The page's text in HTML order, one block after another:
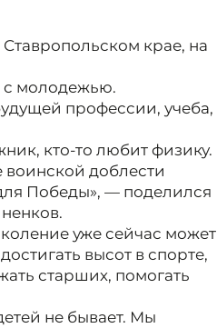
Ставропольском крае, на
с молодежью.
профессии, учеба,
кто-то любит физику.
доблести
Победы», — поделился
уже сейчас может
высот в спорте,
старших, помогать
не бывает. Мы